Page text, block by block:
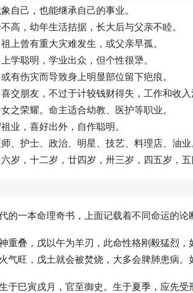
自己，也能继承自己的事业。
高，幼年生活拮据，长大后与父亲不睦。
上曾有重大灾难发生，或父亲早孤。
学聪明，学业出众，但个性很犟。
有伤灾而导致身上明显部位留下疤痕。
交朋友，不过于计较钱财得失，工作和收入
之荣耀。命主适合幼教、医护等职业。
业，喜好出外，自作聪明。
、护士、政治、明星、技艺、料理店、油业
岁，十二岁，廿四岁，卅三岁，四五岁，五
的一本命理奇书，上面记载着不同命运的
重叠，戊以午为羊刃，此命性格刚毅猛烈
气旺，戊土就会被焚烧，大多会脾肺患病
于巳寅戌月，官至御史。生于夏季，应先